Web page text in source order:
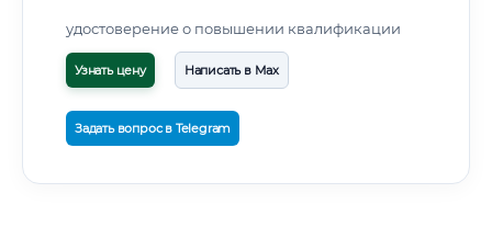
удостоверение о повышении квалификации
Узнать цену Написать в Max
Задать вопрос в Telegram